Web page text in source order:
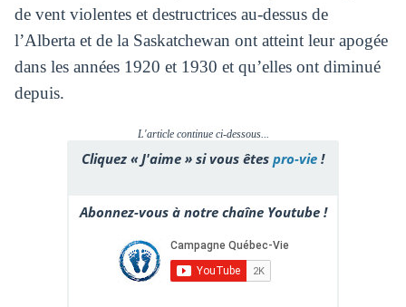
de vent violentes et destructrices au-dessus de
l’Alberta et de la Saskatchewan ont atteint leur apogée
dans les années 1920 et 1930 et qu’elles ont diminué
depuis.
L'article continue ci-dessous...
Cliquez « J'aime » si vous êtes pro-vie !
Abonnez-vous à notre chaîne Youtube !